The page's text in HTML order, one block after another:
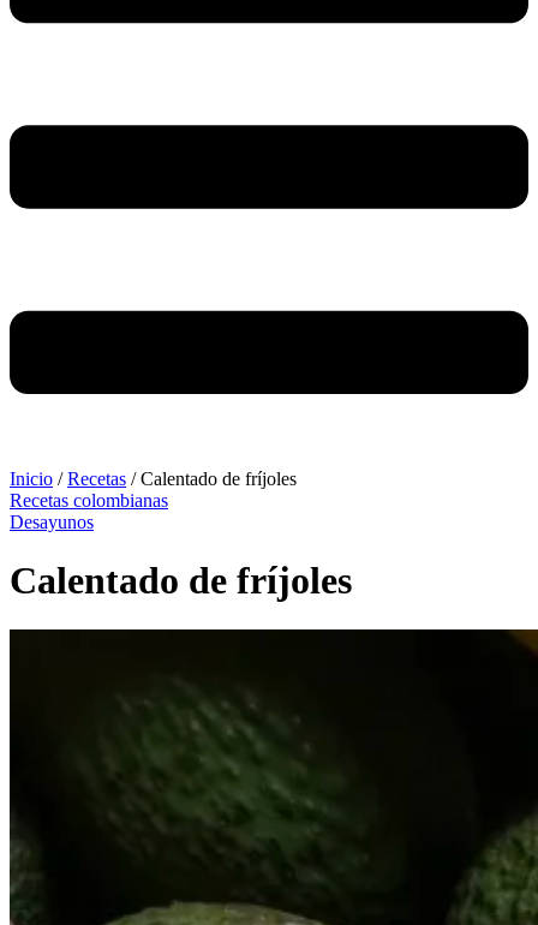
Inicio /Recetas /Calentado de fríjoles
Recetas colombianas
Desayunos
Calentado de fríjoles